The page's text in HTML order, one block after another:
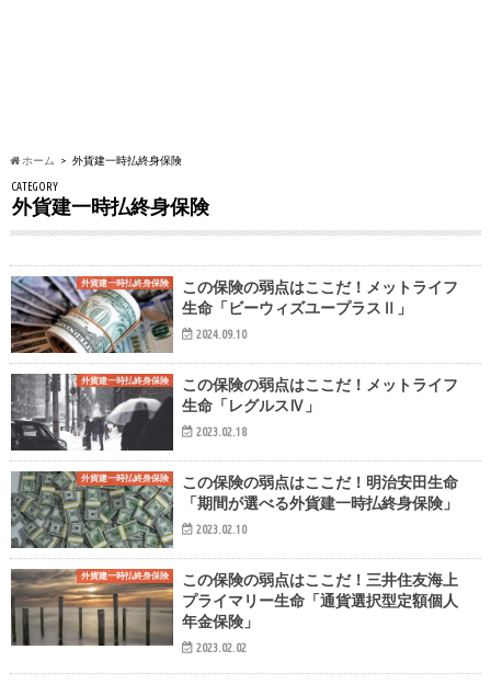
ホーム 外貨建一時払終身保険
CATEGORY
外貨建一時払終身保険
外貨建一時払終身保険
この保険の弱点はここだ！メットライフ
生命「ビーウィズユープラスⅡ」
2024.09.10
外貨建一時払終身保険
この保険の弱点はここだ！メットライフ
生命「レグルスⅣ」
2023.02.18
外貨建一時払終身保険
この保険の弱点はここだ！明治安田生命
「期間が選べる外貨建一時払終身保険」
2023.02.10
外貨建一時払終身保険
この保険の弱点はここだ！三井住友海上
プライマリー生命「通貨選択型定額個人
年金保険」
2023.02.02